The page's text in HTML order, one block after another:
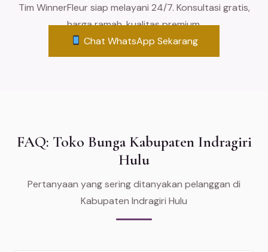
Tim WinnerFleur siap melayani 24/7. Konsultasi gratis,
harga ramah, kualitas premium.
Chat WhatsApp Sekarang
FAQ: Toko Bunga Kabupaten Indragiri
Hulu
Pertanyaan yang sering ditanyakan pelanggan di
Kabupaten Indragiri Hulu